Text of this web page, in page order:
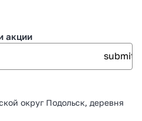
акции
округ Подольск, деревня